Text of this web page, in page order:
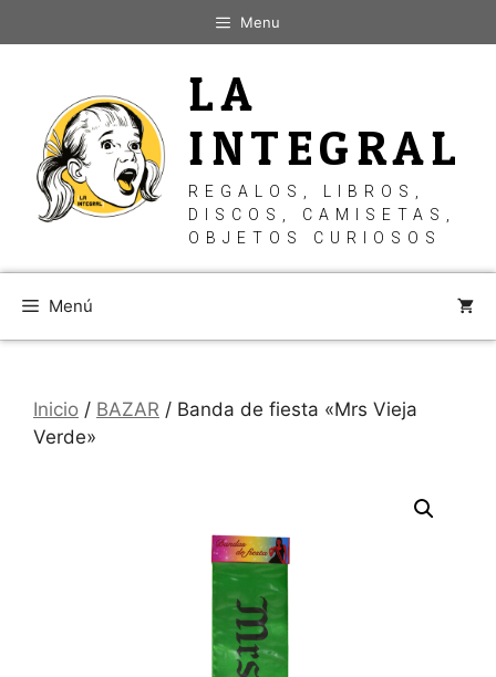
al
Menu
LA
INTEGRAL
REGALOS, LIBROS,
DISCOS, CAMISETAS,
OBJETOS CURIOSOS
Menú
Inicio / BAZAR / Banda de fiesta «Mrs Vieja
Verde»